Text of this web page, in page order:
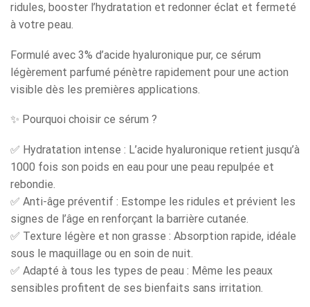
ridules, booster l’hydratation et redonner éclat et fermeté
à votre peau.
Formulé avec 3% d’acide hyaluronique pur, ce sérum
légèrement parfumé pénètre rapidement pour une action
visible dès les premières applications.
✨ Pourquoi choisir ce sérum ?
✅ Hydratation intense : L’acide hyaluronique retient jusqu’à
1000 fois son poids en eau pour une peau repulpée et
rebondie.
✅ Anti-âge préventif : Estompe les ridules et prévient les
signes de l’âge en renforçant la barrière cutanée.
✅ Texture légère et non grasse : Absorption rapide, idéale
sous le maquillage ou en soin de nuit.
✅ Adapté à tous les types de peau : Même les peaux
sensibles profitent de ses bienfaits sans irritation.